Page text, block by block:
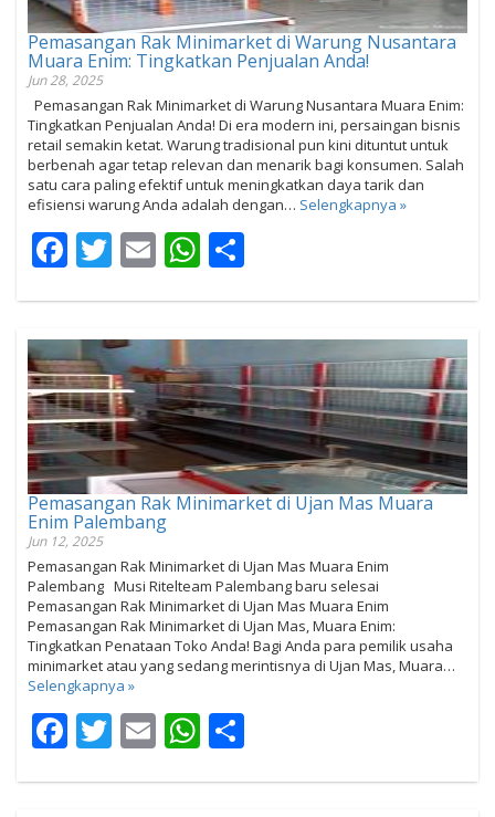
Pemasangan Rak Minimarket di Warung Nusantara
Muara Enim: Tingkatkan Penjualan Anda!
Jun 28, 2025
Pemasangan Rak Minimarket di Warung Nusantara Muara Enim:
Tingkatkan Penjualan Anda! Di era modern ini, persaingan bisnis
retail semakin ketat. Warung tradisional pun kini dituntut untuk
berbenah agar tetap relevan dan menarik bagi konsumen. Salah
satu cara paling efektif untuk meningkatkan daya tarik dan
efisiensi warung Anda adalah dengan… Selengkapnya »
Facebook
Twitter
EmailWhatsApp
Pemasangan Rak Minimarket di Ujan Mas Muara
Enim Palembang
Jun 12, 2025
Pemasangan Rak Minimarket di Ujan Mas Muara Enim
Palembang Musi Ritelteam Palembang baru selesai
Pemasangan Rak Minimarket di Ujan Mas Muara Enim
Pemasangan Rak Minimarket di Ujan Mas, Muara Enim:
Tingkatkan Penataan Toko Anda! Bagi Anda para pemilik usaha
minimarket atau yang sedang merintisnya di Ujan Mas, Muara…
Selengkapnya »
Facebook
Twitter
EmailWhatsApp